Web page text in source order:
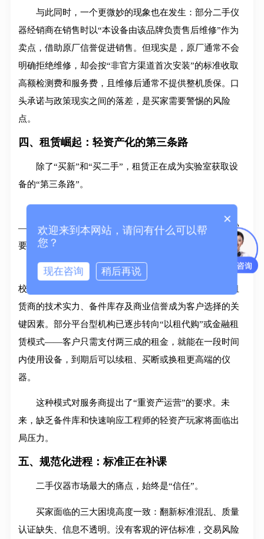
与此同时，一个更微妙的现象也在发生：部分二手仪
器经销商在销售时以“本设备由该品牌负责售后维修”作为
卖点，借助原厂信誉促进销售。但现实是，原厂通常不会
明确拒绝维修，却会按“非官方渠道首次安装”的标准收取
高额检测费和服务费，且维修后通常不提供整机质保。口
头承诺与政策现实之间的落差，是买家需要警惕的风险
点。
四、租赁崛起：轻资产化的第三条路
除了“买新”和“买二手”，租赁正在成为实验室获取设
备的“第三条路”。
——新机交货期长，用户等不及；短期试水需求——不需
要长期持有设备，租赁可降低资金占用风险。
租赁服务并非简单的“把设备借出去”，它涉及安装、
校准、定期维护及故障响应等一系列专业服务。因此，租
赁商的技术实力、备件库存及商业信誉成为客户选择的关
键因素。部分平台型机构已逐步转向“以租代购”或金融租
赁模式——客户只需支付两三成的租金，就能在一段时间
内使用设备，到期后可以续租、买断或换租更高端的仪
器。
这种模式对服务商提出了“重资产运营”的要求。未
来，缺乏备件库和快速响应工程师的轻资产玩家将面临出
局压力。
五、规范化进程：标准正在补课
二手仪器市场最大的痛点，始终是“信任”。
买家面临的三大困境高度一致：翻新标准混乱、质量
认证缺失、信息不透明。没有客观的评估标准，交易风险
×
欢迎来到本网站，请问有什么可以帮
您？
现在咨询 稍后再说